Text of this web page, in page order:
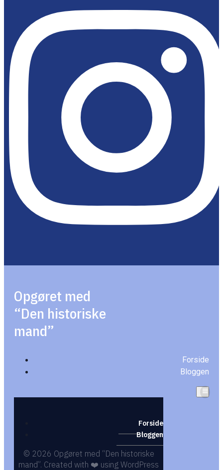
Opgøret med
“Den historiske
mand”
Forside
Bloggen
Forside
Bloggen
© 2026 Opgøret med “Den historiske
mand”. Created with ❤️ using WordPress